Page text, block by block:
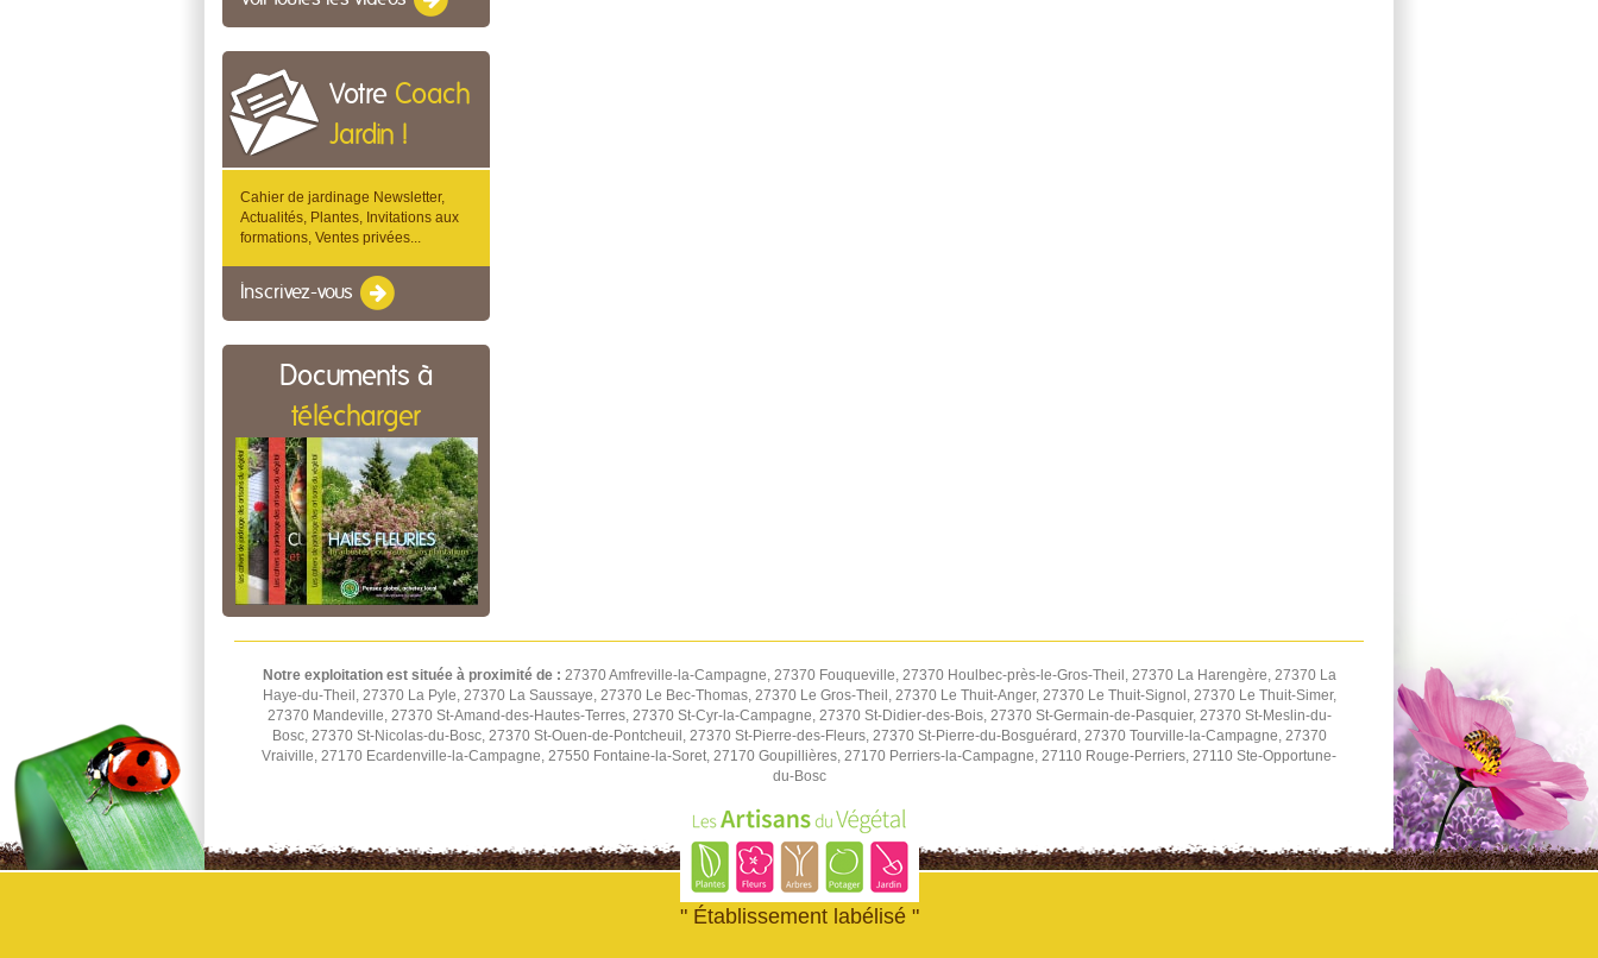
Votre Coach
Jardin !
Cahier de jardinage Newsletter,
Actualités, Plantes, Invitations aux
formations, Ventes privées...
Inscrivez-vous
Documents à
télécharger
Notre exploitation est située à proximité de : 27370 Amfreville-la-Campagne, 27370 Fouqueville, 27370 Houlbec-près-le-Gros-Theil, 27370 La Harengère, 27370 La
Haye-du-Theil, 27370 La Pyle, 27370 La Saussaye, 27370 Le Bec-Thomas, 27370 Le Gros-Theil, 27370 Le Thuit-Anger, 27370 Le Thuit-Signol, 27370 Le Thuit-Simer,
27370 Mandeville, 27370 St-Amand-des-Hautes-Terres, 27370 St-Cyr-la-Campagne, 27370 St-Didier-des-Bois, 27370 St-Germain-de-Pasquier, 27370 St-Meslin-du-
Bosc, 27370 St-Nicolas-du-Bosc, 27370 St-Ouen-de-Pontcheuil, 27370 St-Pierre-des-Fleurs, 27370 St-Pierre-du-Bosguérard, 27370 Tourville-la-Campagne, 27370
Vraiville, 27170 Ecardenville-la-Campagne, 27550 Fontaine-la-Soret, 27170 Goupillières, 27170 Perriers-la-Campagne, 27110 Rouge-Perriers, 27110 Ste-Opportune-
du-Bosc
" Établissement labélisé "